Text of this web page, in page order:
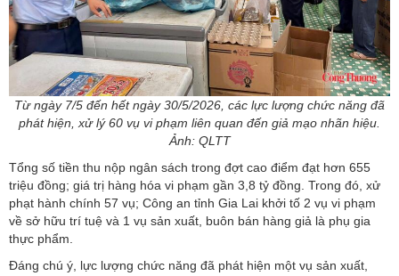
Từ ngày 7/5 đến hết ngày 30/5/2026, các lực lượng chức năng đã
phát hiện, xử lý 60 vụ vi phạm liên quan đến giả mạo nhãn hiệu.
Ảnh: QLTT
Tổng số tiền thu nộp ngân sách trong đợt cao điểm đạt hơn 655
triệu đồng; giá trị hàng hóa vi phạm gần 3,8 tỷ đồng. Trong đó, xử
phạt hành chính 57 vụ; Công an tỉnh Gia Lai khởi tố 2 vụ vi phạm
về sở hữu trí tuệ và 1 vụ sản xuất, buôn bán hàng giả là phụ gia
thực phẩm.
Đáng chú ý, lực lượng chức năng đã phát hiện một vụ sản xuất,